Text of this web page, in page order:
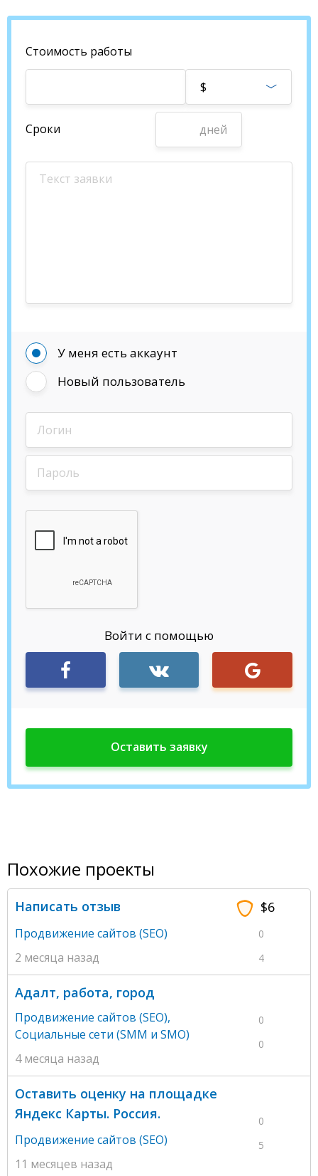
Стоимость работы
$
Сроки дней
У меня есть аккаунт
Новый пользователь
Войти с помощью
Похожие проекты
$6
0
4
Написать отзыв
Продвижение сайтов (SEO)
2 месяца назад
0
0
Адалт, работа, город
Продвижение сайтов (SEO),
Социальные сети (SMM и SMO)
4 месяца назад
0
5
Оставить оценку на площадке
Яндекс Карты. Россия.
Продвижение сайтов (SEO)
11 месяцев назад